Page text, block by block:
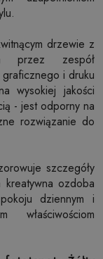
drzewie z
przez zespół
i druku
wysokiej jakości
- jest odporny na
rozwiązanie do
szczegóły
ozdoba
dziennym i